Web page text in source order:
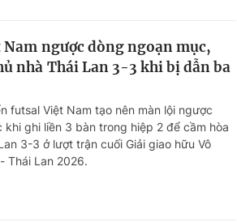
ngược dòng ngoạn mục,
nhà Thái Lan 3-3 khi bị dẫn ba
futsal Việt Nam tạo nên màn lội ngược
khi ghi liền 3 bàn trong hiệp 2 để cầm hòa
3-3 ở lượt trận cuối Giải giao hữu Vô
Thái Lan 2026.